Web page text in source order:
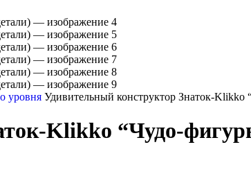
уровня Удивительный конструктор Знаток-Klikko
Klikko “Чудо-